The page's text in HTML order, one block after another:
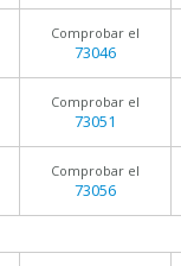
Comprobar el
73046
Comprobar el
73051
Comprobar el
73056